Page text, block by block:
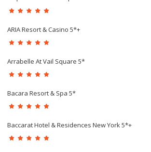
ARIA Resort & Casino 5*+
Arrabelle At Vail Square 5*
Bacara Resort & Spa 5*
Baccarat Hotel & Residences New York 5*+